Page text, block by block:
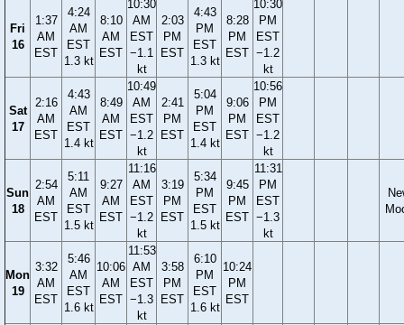
Fri
16
1:37
AM
EST
4:24
AM
EST
1.3 kt
8:10
AM
EST
10:30
AM
EST
−1.1
kt
2:03
PM
EST
4:43
PM
EST
1.3 kt
8:28
PM
EST
10:30
PM
EST
−1.2
kt
Sat
17
2:16
AM
EST
4:43
AM
EST
1.4 kt
8:49
AM
EST
10:49
AM
EST
−1.2
kt
2:41
PM
EST
5:04
PM
EST
1.4 kt
9:06
PM
EST
10:56
PM
EST
−1.2
kt
Sun
18
2:54
AM
EST
5:11
AM
EST
1.5 kt
9:27
AM
EST
11:16
AM
EST
−1.2
kt
3:19
PM
EST
5:34
PM
EST
1.5 kt
9:45
PM
EST
11:31
PM
EST
−1.3
kt
Mon
19
3:32
AM
EST
5:46
AM
EST
1.6 kt
10:06
AM
EST
11:53
AM
EST
−1.3
kt
3:58
PM
EST
6:10
PM
EST
1.6 kt
10:24
PM
EST